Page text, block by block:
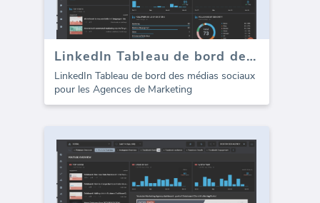
LinkedIn Tableau de bord des médias sociaux (template)
LinkedIn Tableau de bord des médias sociaux
pour les Agences de Marketing